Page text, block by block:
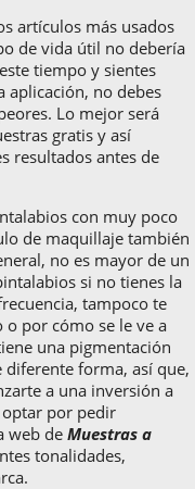
artículos más usados
de vida útil no debería
tiempo y sientes
aplicación, no debes
Lo mejor será
gratis y así
resultados antes de
con muy poco
de maquillaje también
no es mayor de un
si no tienes la
tampoco te
por cómo se le ve a
una pigmentación
forma, así que,
a una inversión a
optar por pedir
web de Muestras a
tonalidades,